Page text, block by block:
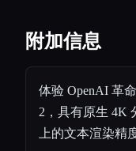
附加信息
体验 OpenAI 革
2，具有原生 4K
上的文本渲染精